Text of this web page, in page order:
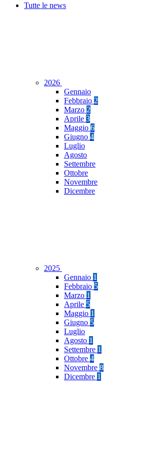
Tutte le news
2026
Gennaio
Febbraio 2
Marzo 2
Aprile 3
Maggio 6
Giugno 4
Luglio
Agosto
Settembre
Ottobre
Novembre
Dicembre
2025
Gennaio 1
Febbraio 5
Marzo 1
Aprile 5
Maggio 1
Giugno 5
Luglio
Agosto 1
Settembre 1
Ottobre 4
Novembre 8
Dicembre 1